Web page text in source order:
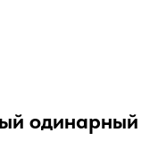
одинарный